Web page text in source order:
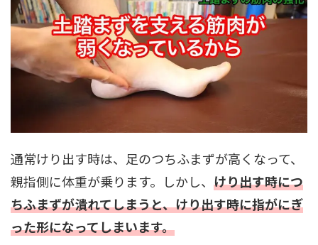
通常けり出す時は、足のつちふまずが高くなって、
親指側に体重が乗ります。しかし、 けり出す時につ
ちふまずが潰れてしまうと、けり出す時に指がにぎ
った形になってしまいます。